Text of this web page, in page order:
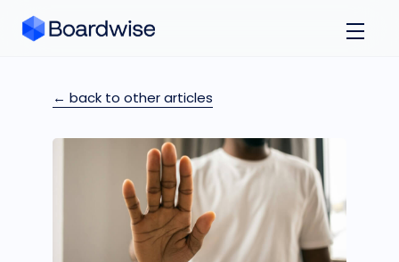
← back to other articles